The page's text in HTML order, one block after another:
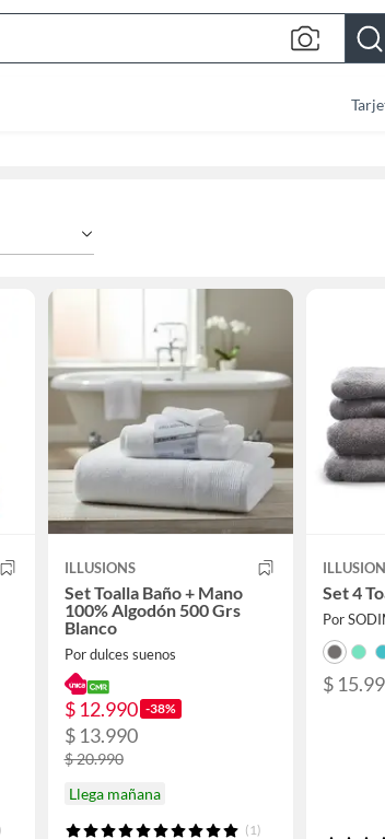
Bar
ILLUSIONS
Set Toalla Baño + Mano
100% Algodón 500 Grs
Blanco
Por dulces suenos
$ 12.990 -38%
$ 13.990
$ 20.990
Llega mañana
(1)
Set 4
Por
$